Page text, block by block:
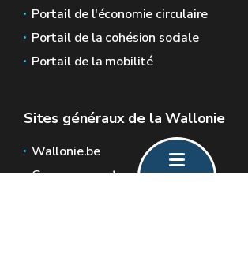
Portail de l'économie circulaire
Portail de la cohésion sociale
Portail de la mobilité
Sites généraux de la Wallonie
Wallonie.be
Gouvernement wallon